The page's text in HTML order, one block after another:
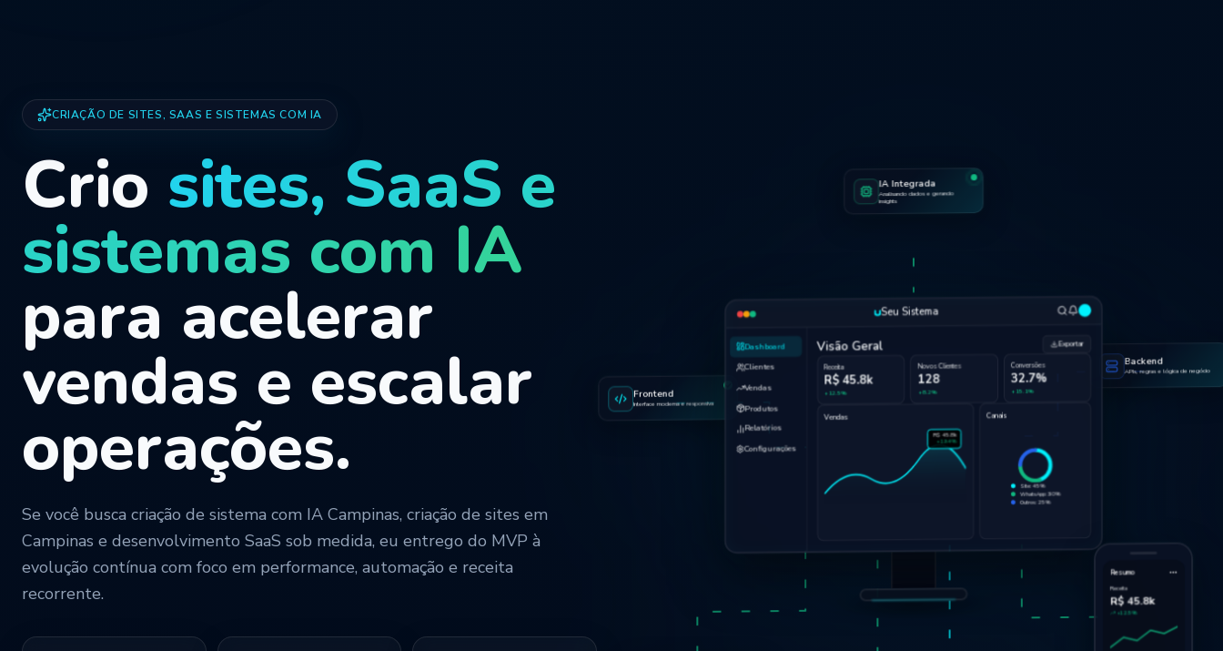
CRIAÇÃO DE SITES, SAAS E SISTEMAS COM IA
Crio sites, SaaS e
sistemas com IA
para acelerar
vendas e escalar
operações.
Se você busca criação de sistema com IA Campinas, criação de sites em
Campinas e desenvolvimento SaaS sob medida, eu entrego do MVP à
evolução contínua com foco em performance, automação e receita
recorrente.
Seu Sistema
Dashboard
Clientes
Vendas
Produtos
Relatórios
Configurações
Visão Geral Exportar
Receita
R$ 45.8k
+12.5%
Novos Clientes
128
+8.2%
Conversões
32.7%
+15.1%
Vendas
R$ 45.8k
+19.4%
Canais
Site: 45%
WhatsApp: 30%
Outros: 25%
Frontend
Interface moderna e responsiva
IA Integrada
Analisando dados e gerando
insights
Backend
APIs, regras e lógica de negócio
Resumo
Receita
R$ 45.8k
+12.5%